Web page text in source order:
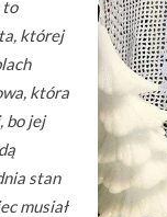
to
której
która
bo jej
stan
musiał